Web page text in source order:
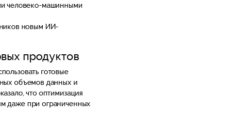
человеко-машинными
новым ИИ-
продуктов
готовые
объемов данных и
что оптимизация
даже при ограниченных